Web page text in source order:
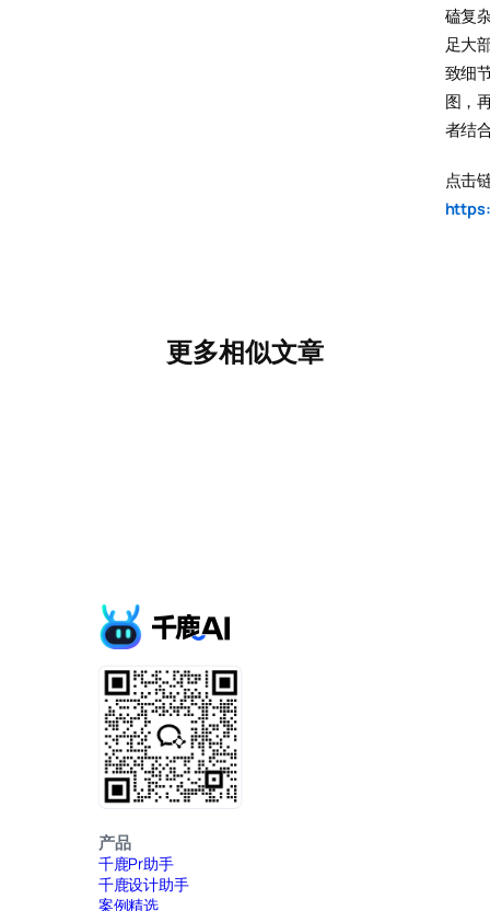
磕复
足大
致细
图，
者结
点击
更多相似文章
产品
千鹿Pr助手
千鹿设计助手
案例精选